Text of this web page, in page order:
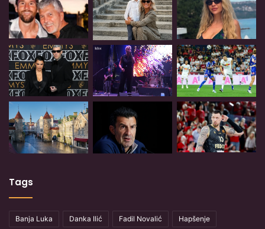
Tags
Banja Luka Danka Ilić Fadil Novalić Hapšenje